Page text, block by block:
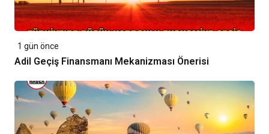
1 gün önce
Adil Geçiş Finansmanı Mekanizması Önerisi